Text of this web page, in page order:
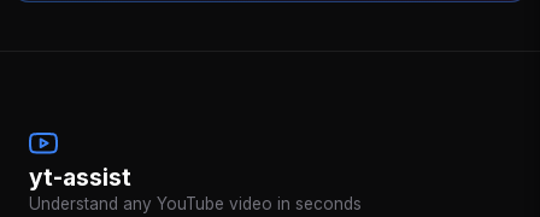
yt-assist
Understand any YouTube video in seconds